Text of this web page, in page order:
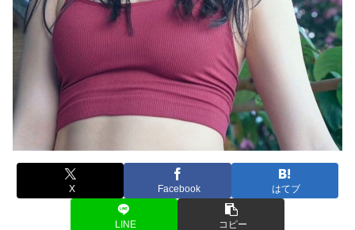
X Facebook はてブ
LINE コピー